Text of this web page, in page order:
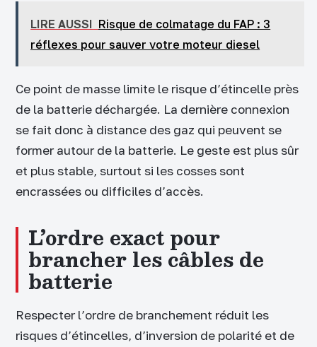
LIRE AUSSI Risque de colmatage du FAP : 3
réflexes pour sauver votre moteur diesel
Ce point de masse limite le risque d’étincelle près
de la batterie déchargée. La dernière connexion
se fait donc à distance des gaz qui peuvent se
former autour de la batterie. Le geste est plus sûr
et plus stable, surtout si les cosses sont
encrassées ou difficiles d’accès.
L’ordre exact pour
brancher les câbles de
batterie
Respecter l’ordre de branchement réduit les
risques d’étincelles, d’inversion de polarité et de